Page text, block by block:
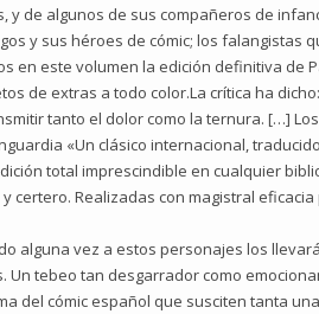
de algunos de sus compañeros de
y sus héroes de cómic; los falangistas
en este volumen la edición definitiva de
de extras a todo color.La crítica ha
tanto el dolor como la ternura. […]
«Un clásico internacional,
total imprescindible en cualquier
Realizadas con magistral
alguna vez a estos personajes los
tebeo tan desgarrador como
del cómic español que susciten tanta